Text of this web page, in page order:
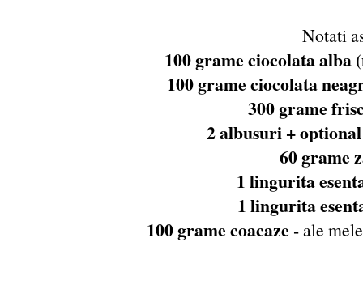
Notati
100 grame ciocolata alba
100 grame ciocolata
300 grame
2 albusuri +
60 grame
1 lingurita
1 lingurita
100 grame coacaze -ale